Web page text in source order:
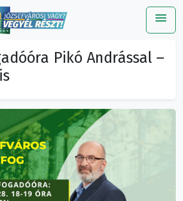
menu
Pikó Andrással –